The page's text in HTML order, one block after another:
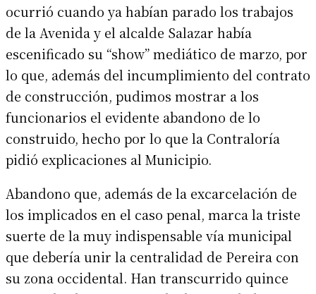
ocurrió cuando ya habían parado los trabajos
de la Avenida y el alcalde Salazar había
escenificado su “show” mediático de marzo, por
lo que, además del incumplimiento del contrato
de construcción, pudimos mostrar a los
funcionarios el evidente abandono de lo
construido, hecho por lo que la Contraloría
pidió explicaciones al Municipio.
Abandono que, además de la excarcelación de
los implicados en el caso penal, marca la triste
suerte de la muy indispensable vía municipal
que debería unir la centralidad de Pereira con
su zona occidental. Han transcurrido quince